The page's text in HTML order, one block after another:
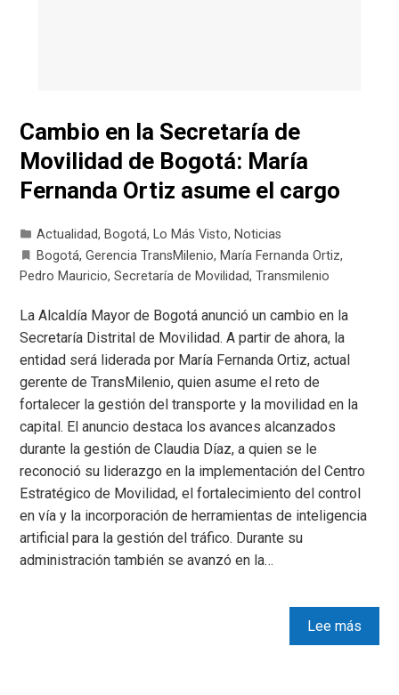
Cambio en la Secretaría de
Movilidad de Bogotá: María
Fernanda Ortiz asume el cargo
Actualidad, Bogotá, Lo Más Visto, Noticias
Bogotá,Gerencia TransMilenio, María Fernanda Ortiz,
Pedro Mauricio,Secretaría de Movilidad,Transmilenio
La Alcaldía Mayor de Bogotá anunció un cambio en la
Secretaría Distrital de Movilidad. A partir de ahora, la
entidad será liderada por María Fernanda Ortiz, actual
gerente de TransMilenio, quien asume el reto de
fortalecer la gestión del transporte y la movilidad en la
capital. El anuncio destaca los avances alcanzados
durante la gestión de Claudia Díaz, a quien se le
reconoció su liderazgo en la implementación del Centro
Estratégico de Movilidad, el fortalecimiento del control
en vía y la incorporación de herramientas de inteligencia
artificial para la gestión del tráfico. Durante su
administración también se avanzó en la…
Lee más